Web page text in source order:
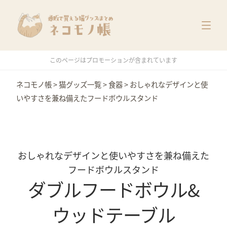
猫グッズ一覧
メーカー別
価格別
このページはプロモーションが含まれています
ネコモノ帳>猫グッズ一覧>食器>おしゃれなデザインと使
いやすさを兼ね備えたフードボウルスタンド
おしゃれなデザインと使いやすさを兼ね備えた
フードボウルスタンド
ダブルフードボウル&
ウッドテーブル